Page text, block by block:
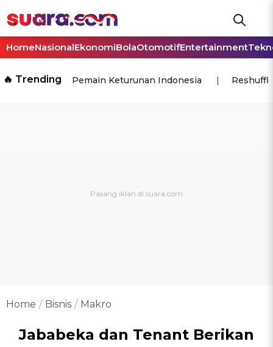
HomeNasionalEkonomiBolaOtomotifEntertainment
🔥 Trending Pemain Keturunan Indonesia
Home Bisnis Makro
Jababeka dan Tenant Berikan